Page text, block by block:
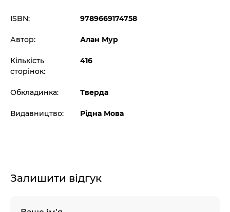
ISBN: 9789669174758
Автор: Алан Мур
Кількість
сторінок:
416
Обкладинка: Тверда
Видавництво: Рідна Мова
Залишити відгук